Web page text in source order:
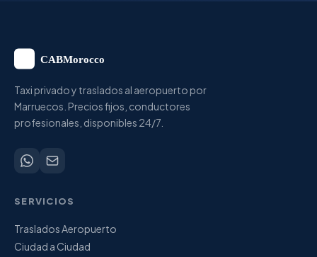
Taxi privado y traslados al aeropuerto por
Marruecos. Precios fijos, conductores
profesionales, disponibles 24/7.
SERVICIOS
Traslados Aeropuerto
Ciudad a Ciudad